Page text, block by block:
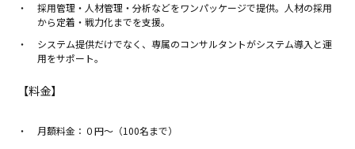
採用管理・人材管理・分析などをワンパッケージで提供。人材の採用
から定着・戦力化までを支援。
システム提供だけでなく、専属のコンサルタントがシステム導入と運
用をサポート。
【料金】
月額料金：０円〜（100名まで）